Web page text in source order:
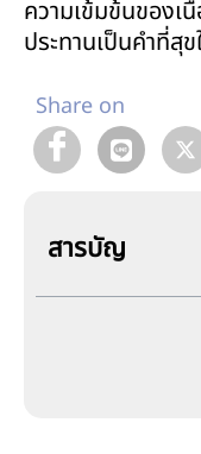
ความเข้มข้นของเ
ประทานเป็นคำที่สุ
Share on
สารบัญ